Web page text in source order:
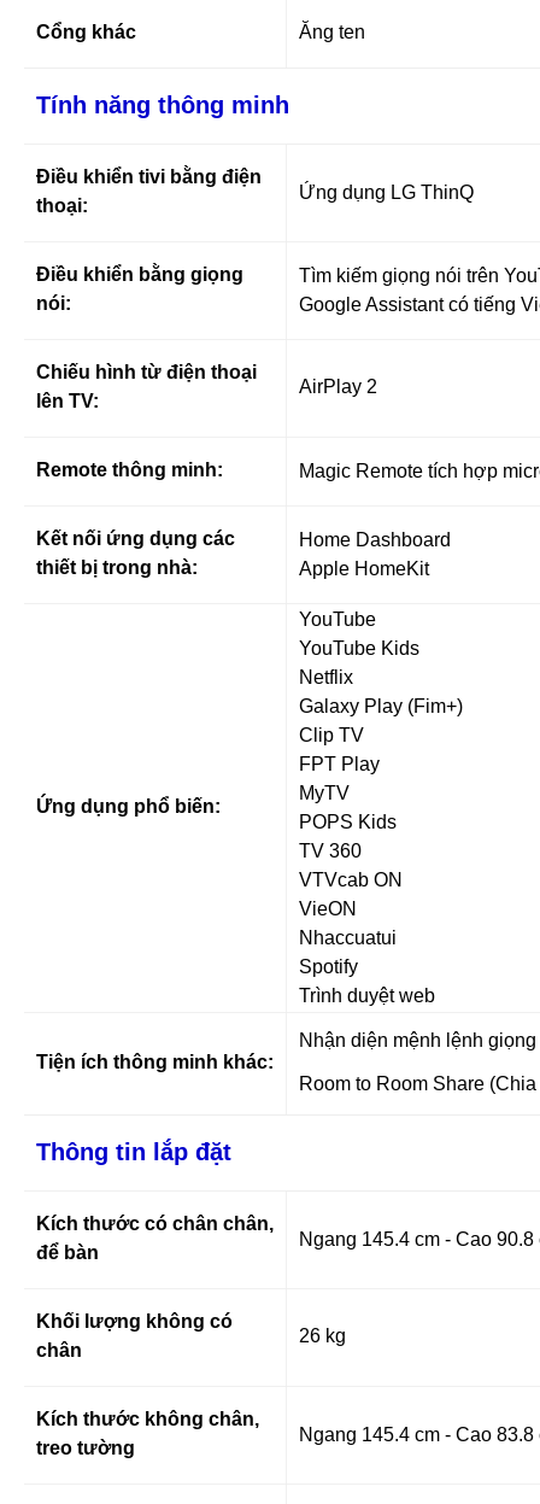
Cổng khác Ăng ten
Tính năng thông minh
Điều khiển tivi bằng điện
thoại:
Ứng dụng LG ThinQ
Điều khiển bằng giọng
nói:
Tìm kiếm giọng nói trên
Google Assistant có tiếng
Chiếu hình từ điện thoại
lên TV:
AirPlay 2
Remote thông minh: Magic Remote tích hợp
Kết nối ứng dụng các
thiết bị trong nhà:
Home Dashboard
Apple HomeKit
Ứng dụng phổ biến:
YouTube
YouTube Kids
Netflix
Galaxy Play (Fim+)
Clip TV
FPT Play
MyTV
POPS Kids
TV 360
VTVcab ON
VieON
Nhaccuatui
Spotify
Trình duyệt web
Tiện ích thông minh khác:
Nhận diện mệnh lệnh
Room to Room Share
Thông tin lắp đặt
Kích thước có chân chân,
để bàn
Ngang 145.4 cm - Cao
Khối lượng không có
chân
26 kg
Kích thước không chân,
treo tường
Ngang 145.4 cm - Cao